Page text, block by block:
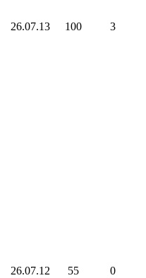
26.07.13 100 3
26.07.12 55 0